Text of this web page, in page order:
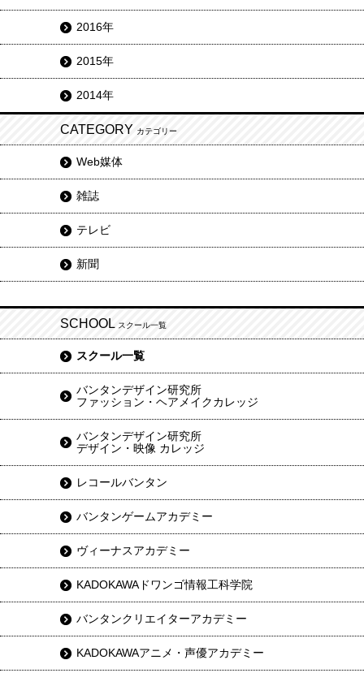
2016年
2015年
2014年
CATEGORY カテゴリー
Web媒体
雑誌
テレビ
新聞
SCHOOL スクール一覧
スクール一覧
バンタンデザイン研究所
ファッション・ヘアメイクカレッジ
バンタンデザイン研究所
デザイン・映像 カレッジ
レコールバンタン
バンタンゲームアカデミー
ヴィーナスアカデミー
KADOKAWAドワンゴ情報工科学院
バンタンクリエイターアカデミー
KADOKAWAアニメ・声優アカデミー